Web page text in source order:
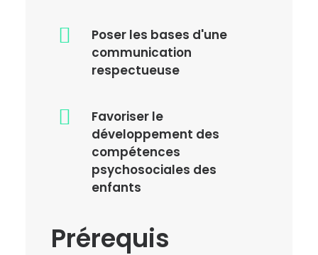
Poser les bases d'une
communication
respectueuse
Favoriser le
développement des
compétences
psychosociales des
enfants
Prérequis